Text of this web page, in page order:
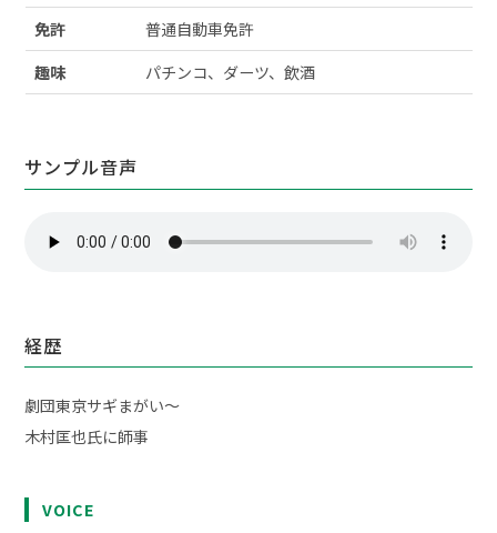
免許
普通自動車免許
趣味
パチンコ、ダーツ、飲酒
サンプル音声
経歴
劇団東京サギまがい～
木村匡也氏に師事
VOICE